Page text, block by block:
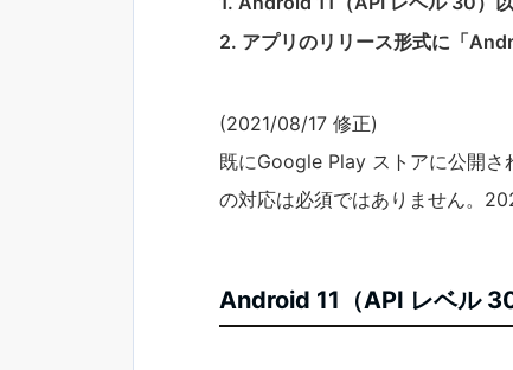
アプリのリリース形式に「
(2021/08/17 修正)
既にGoogle Play ストアに公開
の対応は必須ではありません。
Android 11（API レベル